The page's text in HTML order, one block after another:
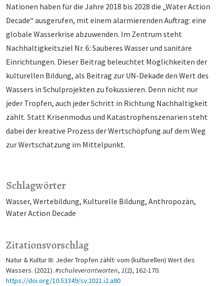
Schlagwörter
Wasser Wertebildung Kulturelle Bildung Anthropozän
Water Action Decade
Zitationsvorschlag
Natur & Kultur III: Jeder Tropfen zählt: vom (kulturellen) Wert des
Wassers. (2021). #schuleverantworten, 1(2), 162-170.
https://doi.org/10.53349/sv.2021.i2.a80
Nationen haben für die Jahre 2018 bis 2028 die „Water Action
Decade“ ausgerufen, mit einem alarmierenden Auftrag: eine
globale Wasserkrise abzuwenden. Im Zentrum steht
Nachhaltigkeitsziel Nr. 6: Sauberes Wasser und sanitäre
Einrichtungen. Dieser Beitrag beleuchtet Möglichkeiten der
kultu­rellen Bildung, als Beitrag zur UN-Dekade den Wert des
Wassers in Schulprojekten zu fokussieren. Denn nicht nur
jeder Tropfen, auch jeder Schritt in Richtung Nachhaltigkeit
zählt. Statt Krisenmodus und Katastrophenszenarien steht
dabei der kreative Prozess der Wertschöpfung auf dem Weg
zur Wertschätzung im Mittelpunkt.